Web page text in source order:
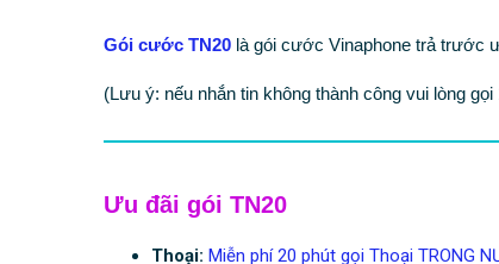
Gói cước TN20 là gói cước Vinaphone trả trước
(Lưu ý: nếu nhắn tin không thành công vui lòng
Ưu đãi gói TN20
Thoại: Miễn phí 20 phút gọi Thoại TRONG